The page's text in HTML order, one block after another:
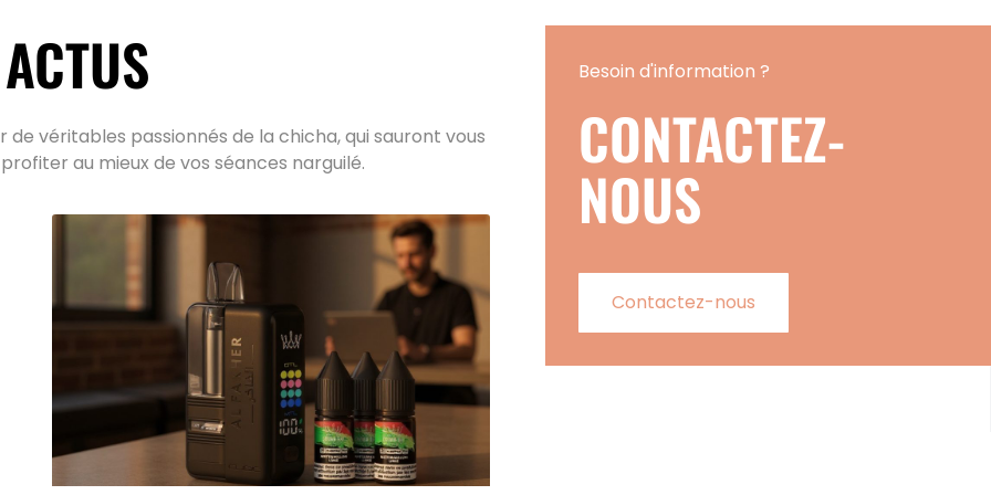
véritables passionnés de la chicha, qui sauront vous
au mieux de vos séances narguilé.
Besoin d'information ?
CONTACTEZ-
NOUS
Contactez-nous